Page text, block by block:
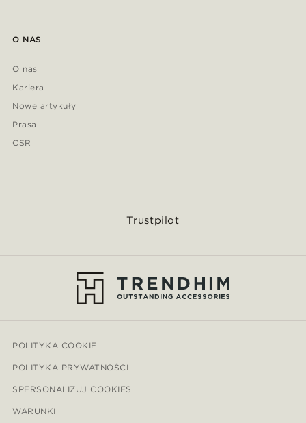
O NAS
O nas
Kariera
Nowe artykuły
Prasa
CSR
Trustpilot
POLITYKA COOKIE
POLITYKA PRYWATNOŚCI
SPERSONALIZUJ COOKIES
WARUNKI